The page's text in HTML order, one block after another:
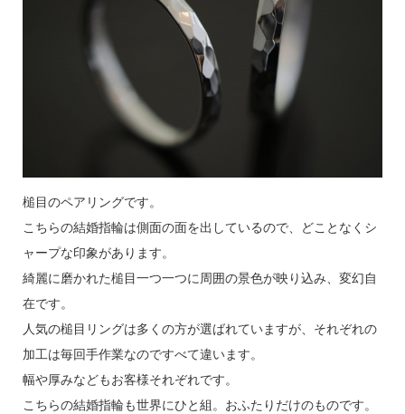
槌目のペアリングです。
こちらの結婚指輪は側面の面を出しているので、どことなくシ
ャープな印象があります。
綺麗に磨かれた槌目一つ一つに周囲の景色が映り込み、変幻自
在です。
人気の槌目リングは多くの方が選ばれていますが、それぞれの
加工は毎回手作業なのですべて違います。
幅や厚みなどもお客様それぞれです。
こちらの結婚指輪も世界にひと組。おふたりだけのものです。